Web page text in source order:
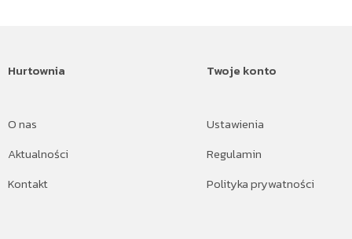
Hurtownia
O nas
Aktualności
Kontakt
Twoje konto
Ustawienia
Regulamin
Polityka prywatności